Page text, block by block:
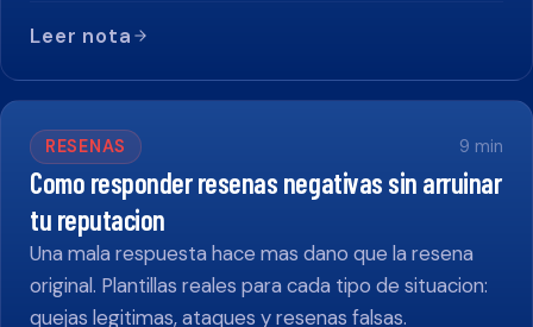
Leer nota
RESENAS 9 min
Como responder resenas negativas sin arruinar
tu reputacion
Una mala respuesta hace mas dano que la resena
original. Plantillas reales para cada tipo de situacion:
quejas legitimas, ataques y resenas falsas.